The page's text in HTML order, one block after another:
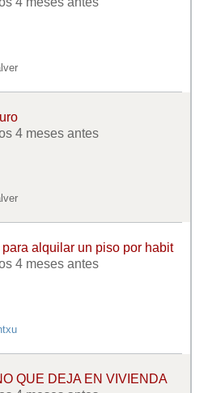
4 meses antes
alquilar un piso por habit
4 meses antes
QUE DEJA EN VIVIENDA